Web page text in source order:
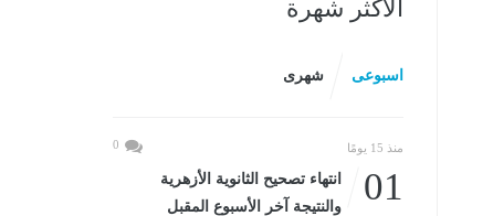
الأكثر شهرة
اسبوعى شهرى
منذ 15 يومًا 0
01
انتهاء تصحيح الثانوية الأزهرية
والنتيجة آخر الأسبوع المقبل